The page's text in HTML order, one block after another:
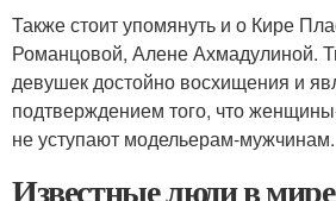
Также стоит упомянуть и о Кире
Романцовой, Алене Ахмадулиной.
девушек достойно восхищения и
подтверждением того, что
не уступают модельерам-мужчинам.
Известные люди в